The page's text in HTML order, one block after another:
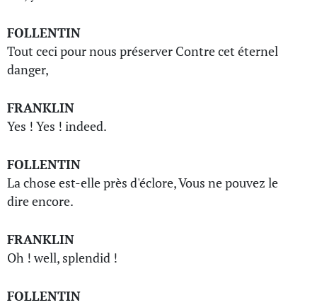
FOLLENTIN
Tout ceci pour nous préserver Contre cet éternel
danger,
FRANKLIN
Yes ! Yes ! indeed.
FOLLENTIN
La chose est-elle près d'éclore, Vous ne pouvez le
dire encore.
FRANKLIN
Oh ! well, splendid !
FOLLENTIN